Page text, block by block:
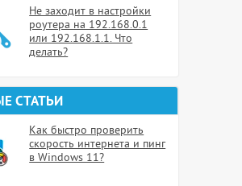
Не заходит в настройки
роутера на 192.168.0.1
или 192.168.1.1. Что
делать?
СТАТЬИ
Как быстро проверить
скорость интернета и пинг
в Windows 11?